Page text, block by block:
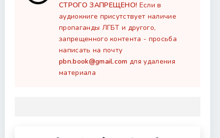
СТРОГО ЗАПРЕЩЕНО! Если в
аудиокниге присутствует наличие
пропаганды ЛГБТ и другого,
запрещенного контента - просьба
написать на почту
pbn.book@gmail.com для удаления
материала